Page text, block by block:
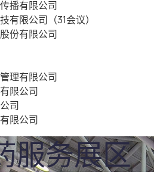
播有限公司
有限公司（31会议）
份有限公司
理有限公司
限公司
司
限公司
服务展区